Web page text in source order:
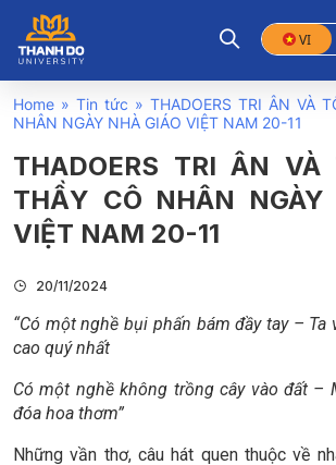
VI
Home » Tin tức » THADOERS TRI ÂN VÀ
NHÂN NGÀY NHÀ GIÁO VIỆT NAM 20-11
THADOERS TRI ÂN VÀ
THẦY CÔ NHÂN NGÀY
VIỆT NAM 20-11
20/11/2024
“Có một nghề bụi phấn bám đầy tay – Ta
cao quý nhất
Có một nghề không trồng cây vào đất –
đóa hoa thơm”
Những vần thơ, câu hát quen thuộc về